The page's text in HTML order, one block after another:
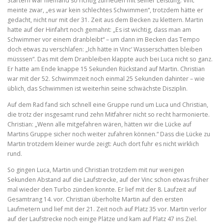
meinte zwar, „es war kein schlechtes Schwimmen“, trotzdem hätte er
gedacht, nicht nur mit der 31. Zeit aus dem Becken zu klettern. Martin
hatte auf der Hinfahrt noch gemahnt: „Es ist wichtig, dass man am
Schwimmer vor einem dranbleibt“ – um dann im Becken das Tempo
doch etwas zu verschlafen: „Ich hätte in Vinc‘ Wasserschatten bleiben
müsssen“. Das mit dem Dranbleiben klappte auch bei Luca nicht so ganz.
Er hatte am Ende knappe 15 Sekunden Rückstand auf Martin. Christian
war mit der 52. Schwimmzeit noch einmal 25 Sekunden dahinter – wie
üblich, das Schwimmen ist weiterhin seine schwächste Disziplin.
Auf dem Rad fand sich schnell eine Gruppe rund um Luca und Christian,
die trotz der insgesamt rund zehn Mitfahrer nicht so recht harmonierte.
Christian: „Wenn alle mitgefahren wären, hätten wir die Lücke auf
Martins Gruppe sicher noch weiter zufahren können.“ Dass die Lücke zu
Martin trotzdem kleiner wurde zeigt: Auch dort fuhr es nicht wirklich
rund.
So gingen Luca, Martin und Christian trotzdem mit nur wenigen
Sekunden Abstand auf die Laufstrecke, auf der Vinc schon etwas früher
mal wieder den Turbo zünden konnte. Er lief mit der 8. Laufzeit auf
Gesamtrang 14. vor. Christian überholte Martin auf den ersten
Laufmetern und lief mit der 21. Zeit noch auf Platz 35 vor. Martin verlor
auf der Laufstrecke noch einige Plätze und kam auf Platz 47 ins Ziel.